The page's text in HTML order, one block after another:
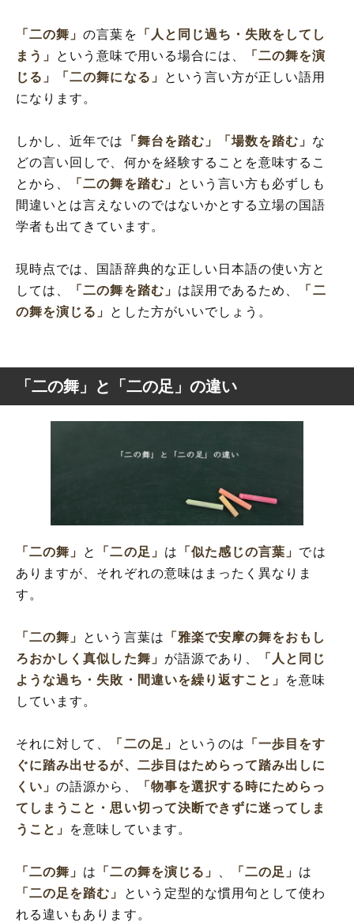
「二の舞」の言葉を 「人と同じ過ち・失敗をしてし
まう」
という意味で用いる場合には、
「二の舞を演
じる」
「二の舞になる」
という言い方が正しい語用
になります。
しかし、近年では 「舞台を踏む」 「場数を踏む」 な
どの言い回しで、何かを経験することを意味するこ
とから、
「二の舞を踏む」
という言い方も必ずしも
間違いとは言えないのではないかとする立場の国語
学者も出てきています。
現時点では、国語辞典的な正しい日本語の使い方と
しては、
「二の舞を踏む」 は誤用であるため、
「二
の舞を演じる」 とした方がいいでしょう。
「二の舞」と「二の足」の違い
「二の舞」 と 「二の足」 は 「似た感じの言葉」 では
ありますが、それぞれの意味はまったく異なりま
す。
「二の舞」 という言葉は
「雅楽で安摩の舞をおもし
ろおかしく真似した舞」 が語源であり、
「人と同じ
ような過ち・失敗・間違いを繰り返すこと」 を意味
しています。
それに対して、 「二の足」 というのは
「一歩目をす
ぐに踏み出せるが、二歩目はためらって踏み出しに
くい」の語源から、
「物事を選択する時にためらっ
てしまうこと・思い切って決断できずに迷ってしま
うこと」
を意味しています。
「二の舞」 は 「二の舞を演じる」 「二の足」 は
「二の足を踏む」
という定型的な慣用句として使わ
れる違いもあります。